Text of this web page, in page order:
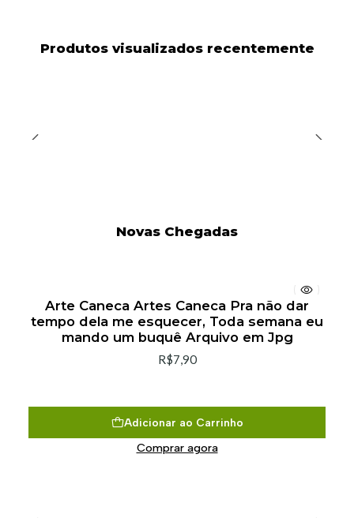
Produtos visualizados recentemente
Novas Chegadas
Arte Caneca Artes Caneca Pra não dar
tempo dela me esquecer, Toda semana eu
mando um buquê Arquivo em Jpg
R$7,90
Adicionar ao Carrinho
Comprar agora